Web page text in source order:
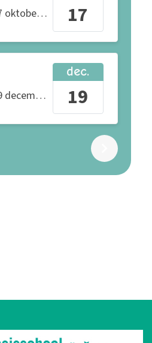
2026 tot en met
17
2026 tot en met
dec.
19